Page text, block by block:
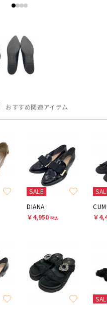
おすすめ関連アイテム
SALE
DIANA
￥4,950 税込
￥